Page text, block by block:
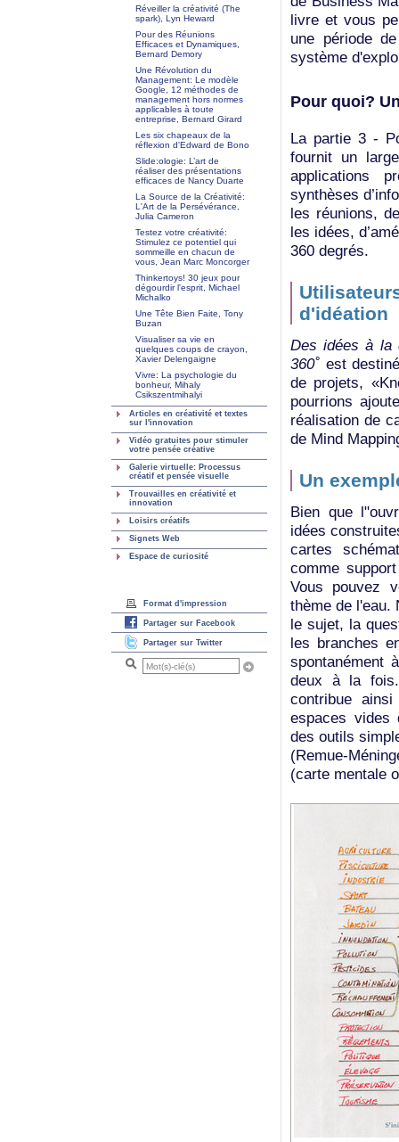
Réveiller la créativité (The
spark), Lyn Heward
Pour des Réunions
Efficaces et Dynamiques,
Bernard Demory
Une Révolution du
Management: Le modèle
Google, 12 méthodes de
management hors normes
applicables à toute
entreprise, Bernard Girard
Les six chapeaux de la
réflexion d'Edward de Bono
Slide:ologie: L’art de
réaliser des présentations
efficaces de Nancy Duarte
La Source de la Créativité:
L'Art de la Persévérance,
Julia Cameron
Testez votre créativité:
Stimulez ce potentiel qui
sommeille en chacun de
vous, Jean Marc Moncorger
Thinkertoys! 30 jeux pour
dégourdir l'esprit, Michael
Michalko
Une Tête Bien Faite, Tony
Buzan
Visualiser sa vie en
quelques coups de crayon,
Xavier Delengaigne
Vivre: La psychologie du
bonheur, Mihaly
Csikszentmihalyi
Articles en créativité et textes
sur l'innovation
Vidéo gratuites pour stimuler
votre pensée créative
Galerie virtuelle: Processus
créatif et pensée visuelle
Trouvailles en créativité et
innovation
Loisirs créatifs
Signets Web
Espace de curiosité
Format d'impression
Partager sur Facebook
Partager sur Twitter
livre et vous
une période
système
Pour quoi?
La partie 3 -
fournit un
applications
synthèses
les réunions,
les idées,
360 degrés.
d'idéation
Des idées à la
360˚ est
de projets,
pourrions
réalisation de
de Mind
Un
Bien que
idées
cartes
comme
Vous pouvez
thème de l'eau.
le sujet, la
les branches
spontanément
deux à la fois.
contribue
espaces vides
des outils
(Remue-
(carte mentale